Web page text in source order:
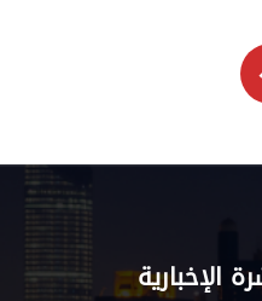
الإخبارية